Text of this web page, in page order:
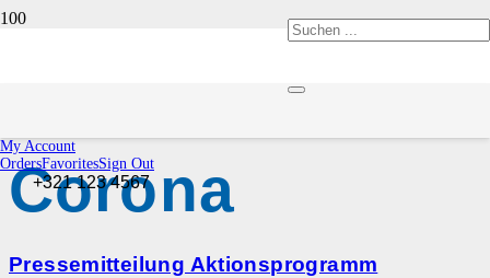
My Account
OrdersFavoritesSign Out
+321 123 4567
Aufholen nach
Corona
Pressemitteilung Aktionsprogramm